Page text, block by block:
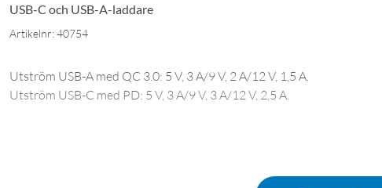
USB-C och USB-A-laddare
Artikelnr: 40754
Utström USB-A med QC 3.0: 5 V, 3 A/9 V, 2 A/12 V, 1,5 A.
Utström USB-C med PD: 5 V, 3 A/9 V, 3 A/12 V, 2,5 A.